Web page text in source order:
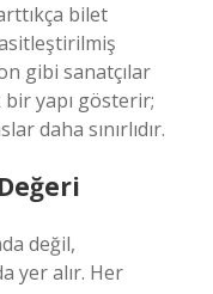
bilet
gibi sanatçılar
yapı gösterir;
daha sınırlıdır.
değil,
yer alır. Her